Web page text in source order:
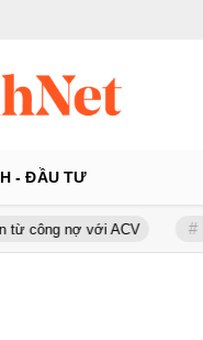
- ĐẦU TƯ
với ACV Ô tô Á